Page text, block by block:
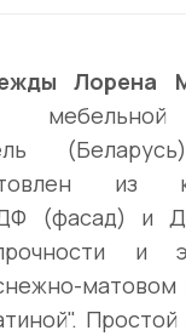
Лорена
из
(фасад) и
и
матовом
Простой